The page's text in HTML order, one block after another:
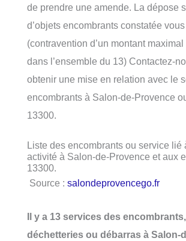
de prendre une amende. La dépose
d’objets encombrants constatée
(contravention d’un montant
dans l’ensemble du 13) Contactez-
obtenir une mise en relation avec le
encombrants à Salon-de-Provence
13300.
Liste des encombrants ou service lié
activité à Salon-de-Provence et aux
13300.
Source : salondeprovencego.fr
Il y a 13 services des encombrants,
déchetteries ou débarras à Salon-